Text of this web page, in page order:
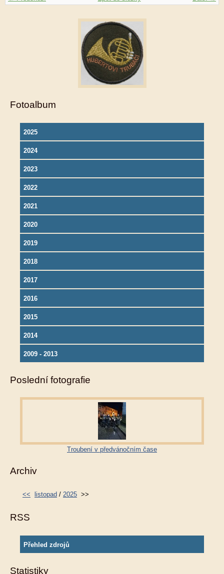
Fotoalbum
2025
2024
2023
2022
2021
2020
2019
2018
2017
2016
2015
2014
2009 - 2013
Poslední fotografie
Troubení v předvánočním čase
Archiv
<< listopad / 2025 >>
RSS
Přehled zdrojů
Statistiky